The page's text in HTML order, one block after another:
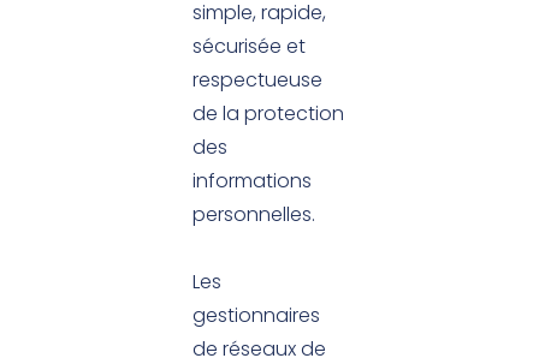
simple, rapide,
sécurisée et
respectueuse
de la protection
des
informations
personnelles.
Les
gestionnaires
de réseaux de